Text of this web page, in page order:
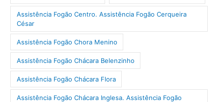
Assistência Fogão Centro. Assistência Fogão Cerqueira
César
Assistência Fogão Chora Menino
Assistência Fogão Chácara Belenzinho
Assistência Fogão Chácara Flora
Assistência Fogão Chácara Inglesa. Assistência Fogão